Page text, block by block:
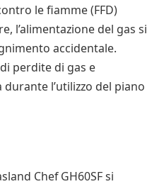
le fiamme (FFD)
l’alimentazione del gas si
accidentale.
perdite di gas e
l’utilizzo del piano
Chef GH60SF si